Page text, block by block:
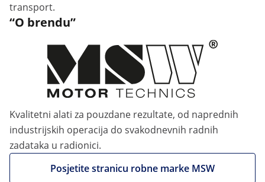
transport.
“O brendu”
Kvalitetni alati za pouzdane rezultate, od naprednih
industrijskih operacija do svakodnevnih radnih
zadataka u radionici.
Posjetite stranicu robne marke MSW